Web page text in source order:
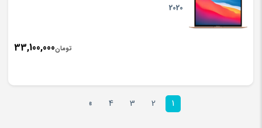
2020
تومان33,100,000
1
2
3
4
»